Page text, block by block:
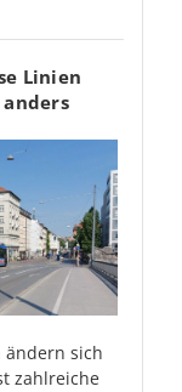
Linien
ändern sich
zahlreiche